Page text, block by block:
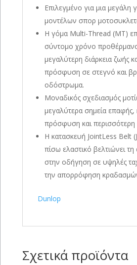
Επιλεγμένο για μια μεγάλη
μοντέλων σπορ
Η γόμα Multi-Thread (MT)
σύντομο χρόνο
μεγαλύτερη διάρκεια ζωής
πρόσφυση σε στεγνό και
οδόστρωμα.
Μοναδικός σχεδιασμός
μεγαλύτερα σημεία επαφής,
πρόσφυση και περισσότερη
Η κατασκευή JointLess Belt
πίσω ελαστικό βελτιώνει
στην οδήγηση σε υψηλές
την απορρόφηση
Dunlop
Σχετικά προϊόντα